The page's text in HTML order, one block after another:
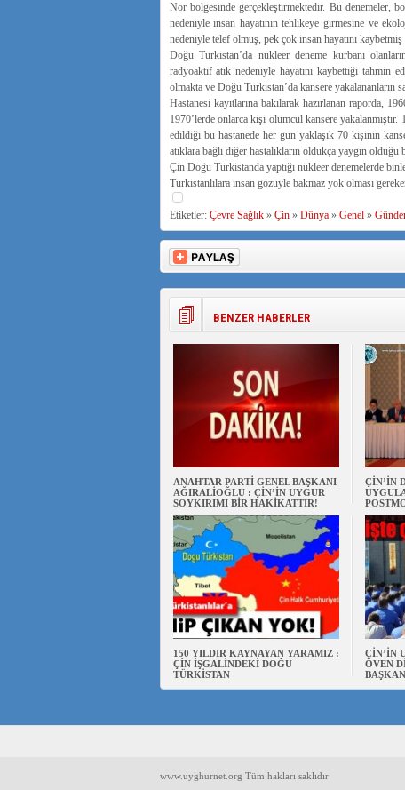
Nor bölgesinde gerçekleştirmektedir. Bu denemeler,
nedeniyle insan hayatının tehlikeye girmesine ve
nedeniyle telef olmuş, pek çok insan hayatını
Doğu Türkistan’da nükleer deneme kurbanı
radyoaktif atık nedeniyle hayatını kaybettiği tahmin
olmakta ve Doğu Türkistan’da kansere yakalananların
Hastanesi kayıtlarına bakılarak hazırlanan raporda,
1970’lerde onlarca kişi ölümcül kansere
edildiği bu hastanede her gün yaklaşık 70 kişinin
atıklara bağlı diğer hastalıkların oldukça yaygın olduğu
Çin Doğu Türkistanda yaptığı nükleer denemelerde
Türkistanlılara insan gözüyle bakmaz yok olması
Etiketler: Çevre Sağlık» Çin» Dünya» Genel»
BENZER HABERLER
ANAHTAR PARTİ GENEL BAŞKANI
AĞIRALİOĞLU : ÇİN’İN UYGUR
SOYKIRIMI BİR HAKİKATTIR!
ÇİN’İN
150 YILDIR KAYNAYAN YARAMIZ :
ÇİN İŞGALİNDEKİ DOĞU
TÜRKİSTAN
ÇİN’İN
ÖVEN
www.uyghurnet.org Tüm hakları saklıdır